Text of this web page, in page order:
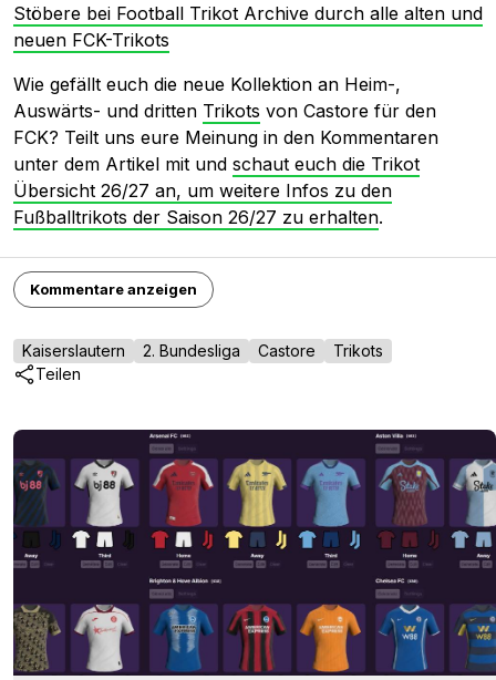
Stöbere bei Football Trikot Archive durch alle alten und
neuen FCK-Trikots
Wie gefällt euch die neue Kollektion an Heim-,
Auswärts- und dritten Trikots von Castore für den
FCK? Teilt uns eure Meinung in den Kommentaren
unter dem Artikel mit und schaut euch die Trikot
Übersicht 26/27 an, um weitere Infos zu den
Fußballtrikots der Saison 26/27 zu erhalten.
Kommentare anzeigen
Kaiserslautern 2. Bundesliga Castore
Trikots
Teilen